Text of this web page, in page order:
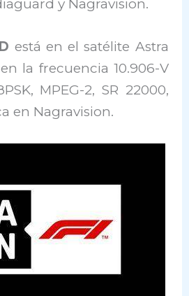
y Nagravision.
está en el satélite Astra
en la frecuencia 10.906-V
MPEG-2, SR 22000,
en Nagravision.